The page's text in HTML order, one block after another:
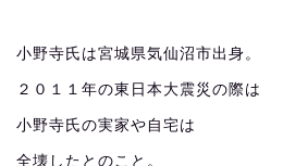
小野寺氏は宮城県気仙沼市出身。
２０１１年の東日本大震災の際は
小野寺氏の実家や自宅は
全壊したとのこと。